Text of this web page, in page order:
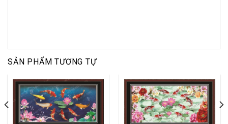
SẢN PHẨM TƯƠNG TỰ